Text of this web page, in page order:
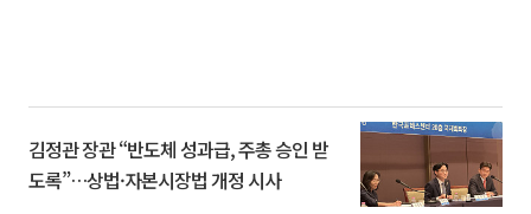
김정관 장관 “반도체 성과급, 주총 승인 받
도록”…상법·자본시장법 개정 시사